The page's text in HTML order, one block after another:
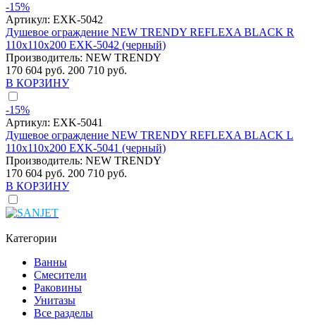
-15%
Артикул: EXK-5042
Душевое ограждение NEW TRENDY REFLEXA BLACK R
110x110x200 EXK-5042 (черный)
Производитель: NEW TRENDY
170 604 руб. 200 710 руб.
В КОРЗИНУ
-15%
Артикул: EXK-5041
Душевое ограждение NEW TRENDY REFLEXA BLACK L
110x110x200 EXK-5041 (черный)
Производитель: NEW TRENDY
170 604 руб. 200 710 руб.
В КОРЗИНУ
Категории
Ванны
Смесители
Раковины
Унитазы
Все разделы